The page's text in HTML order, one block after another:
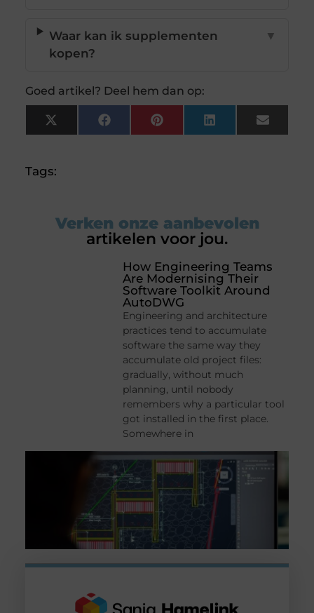
Waar kan ik supplementen
kopen?
▼
Goed artikel? Deel hem dan op:
X
(Twitter)
FacebookPinterestLinkedInEmail
Tags:
Verken onze aanbevolen
artikelen voor jou.
How Engineering Teams
Are Modernising Their
Software Toolkit Around
AutoDWG
Engineering and architecture
practices tend to accumulate
software the same way they
accumulate old project files:
gradually, without much
planning, until nobody
remembers why a particular tool
got installed in the first place.
Somewhere in